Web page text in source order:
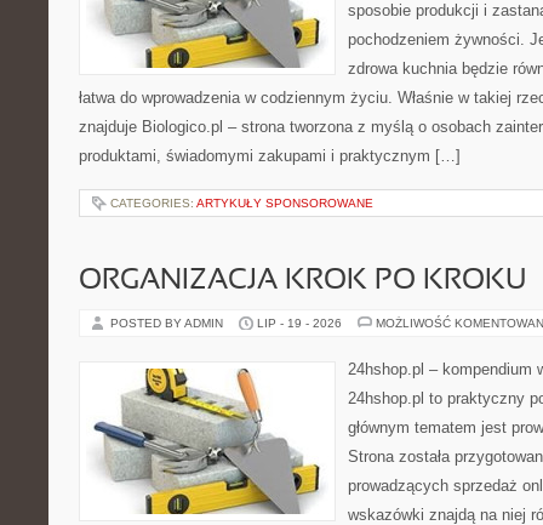
sposobie produkcji i
pochodzeniem żywności.
zdrowa kuchnia będzie
łatwa do wprowadzenia w codziennym życiu. Właśnie w takiej
znajduje Biologico.pl – strona tworzona z myślą o osobach
produktami, świadomymi zakupami i praktycznym […]
CATEGORIES: ARTYKUŁY SPONSOROWANE
ORGANIZACJA KROK PO KROKU
POSTED BY ADMIN LIP - 19 - 2026 MOŻLIWOŚĆ
24hshop.pl – kompendium
24hshop.pl to praktyczny
głównym tematem jest
Strona została
prowadzących sprzedaż
wskazówki znajdą na niej